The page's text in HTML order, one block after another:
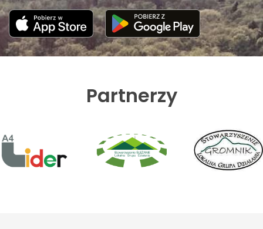
Partnerzy